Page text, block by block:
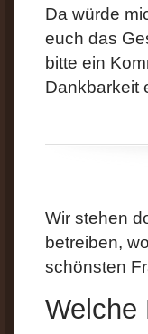
Da würde
euch das
bitte ein
Dankbarkeit
Wir stehen
betreiben,
schönsten
Welche